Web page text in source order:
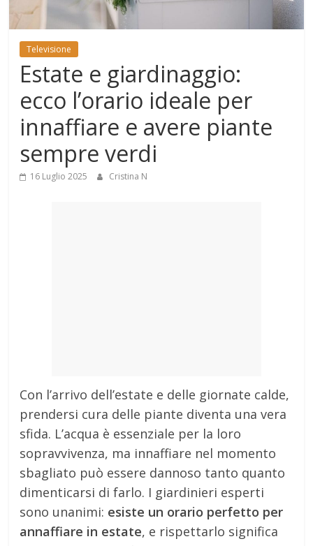
Mondo
Televisione
Estate e giardinaggio:
ecco l’orario ideale per
innaffiare e avere piante
sempre verdi
16 Luglio 2025 Cristina N
Con l’arrivo dell’estate e delle giornate calde,
prendersi cura delle piante diventa una vera
sfida. L’acqua è essenziale per la loro
sopravvivenza, ma innaffiare nel momento
sbagliato può essere dannoso tanto quanto
dimenticarsi di farlo. I giardinieri esperti
sono unanimi: esiste un orario perfetto per
annaffiare in estate, e rispettarlo significa